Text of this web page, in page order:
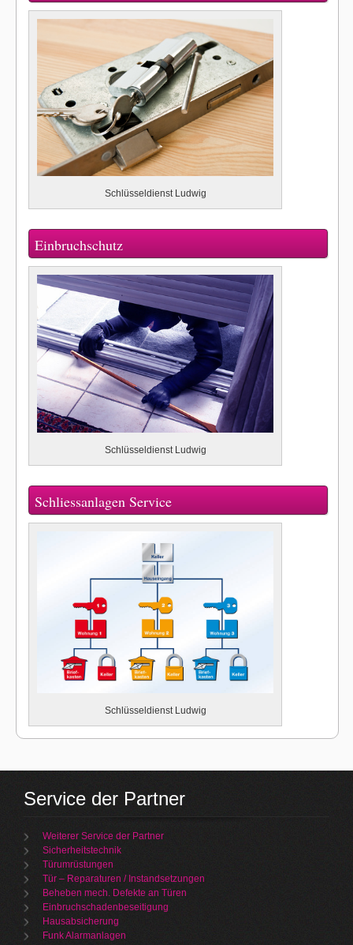
Schlüsseldienst Ludwig
Einbruchschutz
Schlüsseldienst Ludwig
Schliessanlagen Service
Schlüsseldienst Ludwig
Service der Partner
Weiterer Service der Partner
Sicherheitstechnik
Türumrüstungen
Tür – Reparaturen / Instandsetzungen
Beheben mech. Defekte an Türen
Einbruchschadenbeseitigung
Hausabsicherung
Funk Alarmanlagen